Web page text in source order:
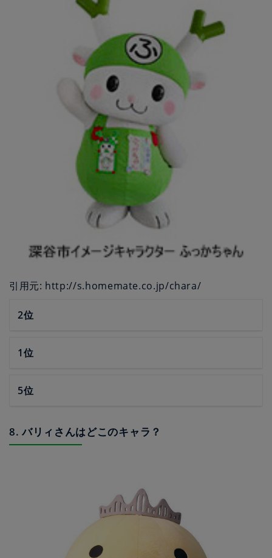
引用元: http://s.homemate.co.jp/chara/
2位
1位
5位
8. バリィさんはどこのキャラ？